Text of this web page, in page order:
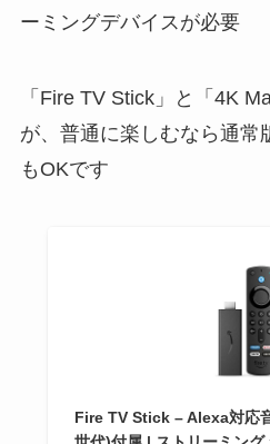
ーミングデバイスが必要
「Fire TV Stick」と「4K
が、普通に楽しむなら通常
もOKです
Fire TV Stick – Alexa対応